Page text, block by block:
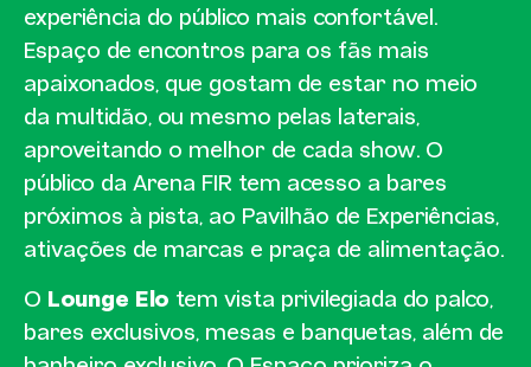
experiência do público mais confortável.
Espaço de encontros para os fãs mais
apaixonados, que gostam de estar no meio
da multidão, ou mesmo pelas laterais,
aproveitando o melhor de cada show. O
público da Arena FIR tem acesso a bares
próximos à pista, ao Pavilhão de Experiências,
ativações de marcas e praça de alimentação.
O Lounge Elo tem vista privilegiada do palco,
bares exclusivos, mesas e banquetas, além de